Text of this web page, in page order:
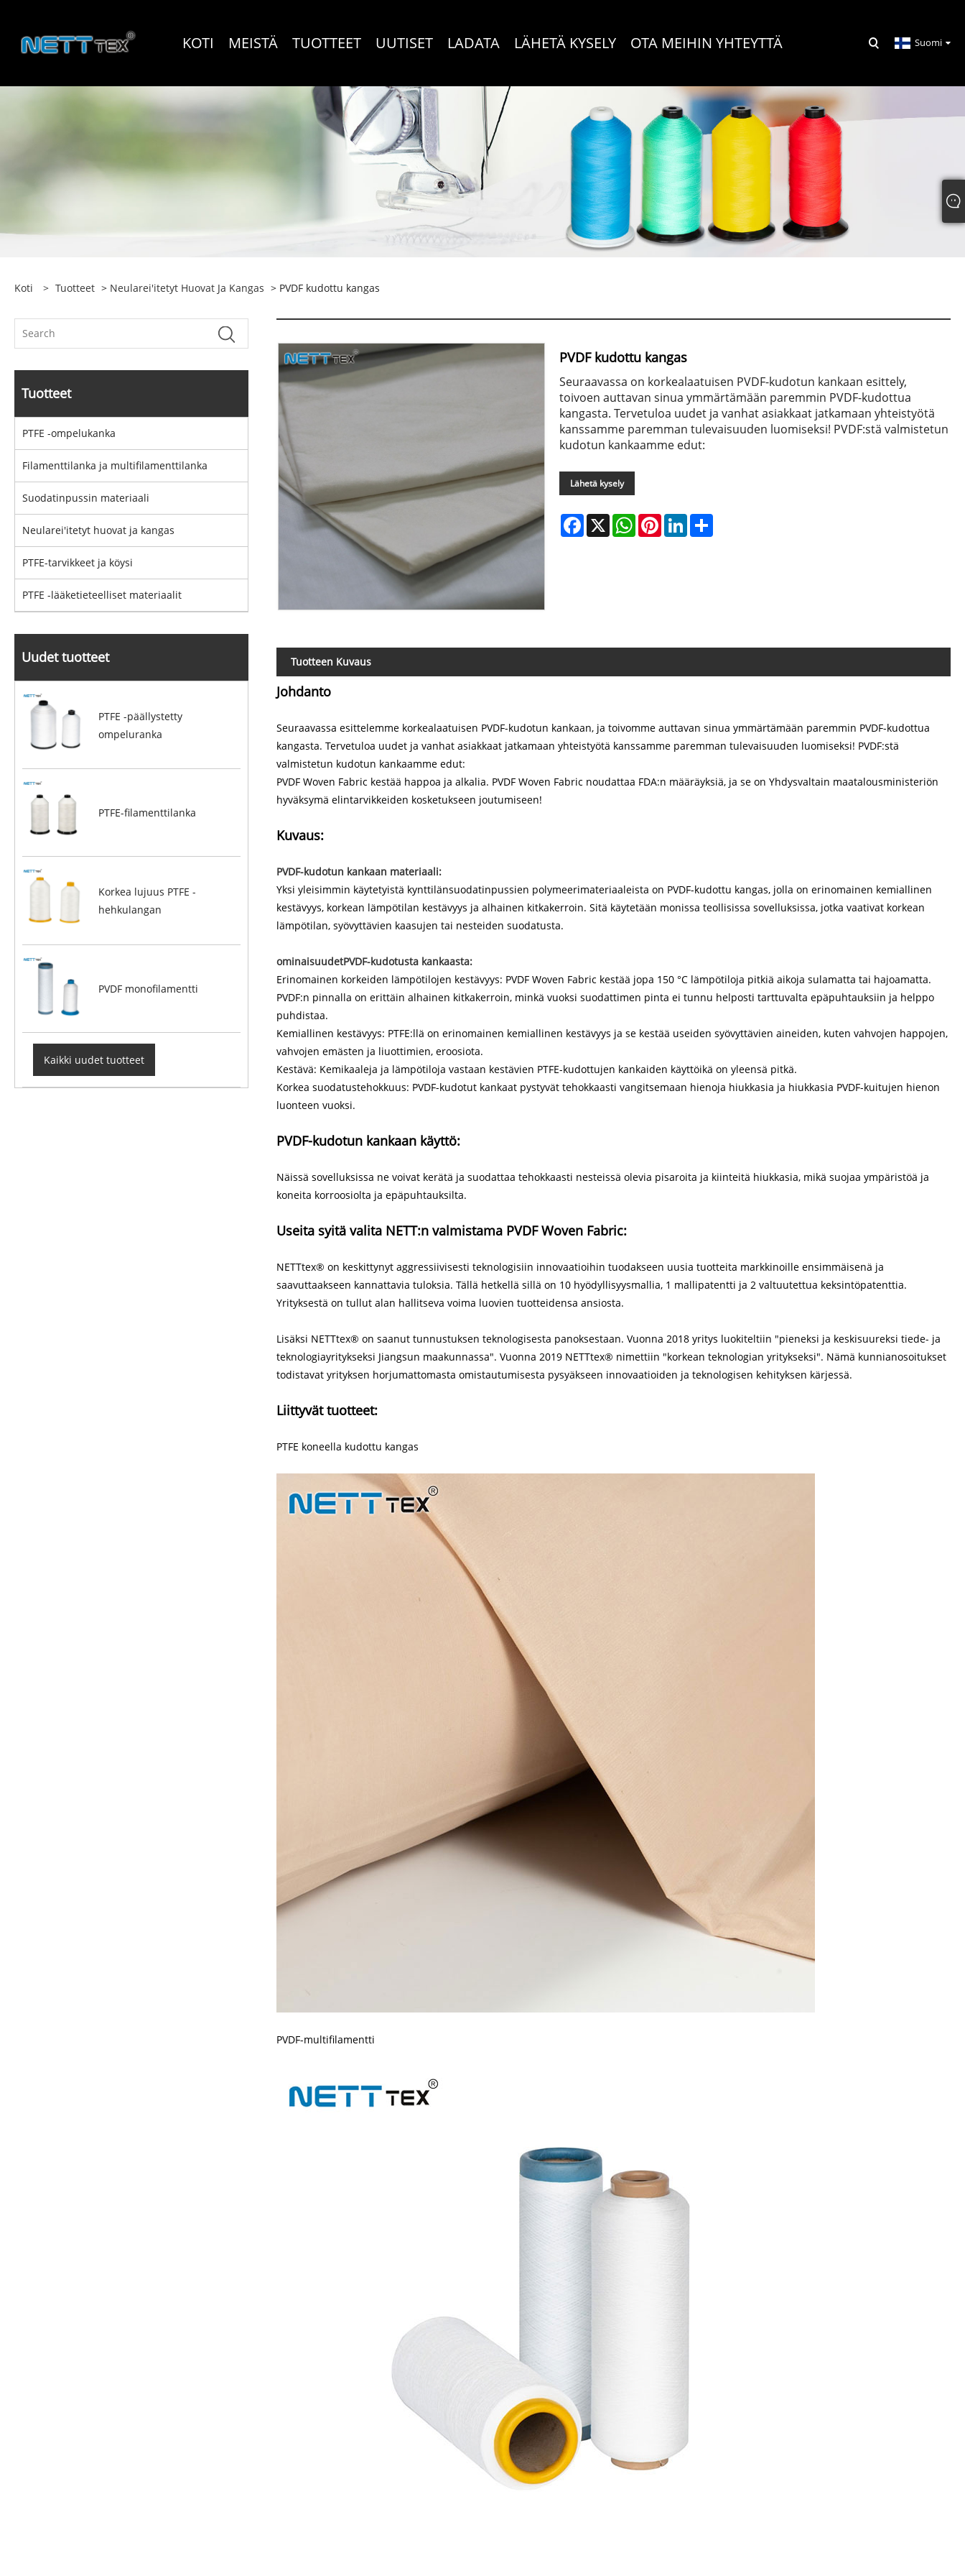
KOTI MEISTÄ TUOTTEET UUTISET LADATA LÄHETÄ KYSELY OTA MEIHIN YHTEYTTÄ Suomi
Koti > Tuotteet > Neularei'itetyt Huovat Ja Kangas > PVDF kudottu kangas
Tuotteet
PTFE -ompelukanka
Filamenttilanka ja multifilamenttilanka
Suodatinpussin materiaali
Neularei'itetyt huovat ja kangas
PTFE-tarvikkeet ja köysi
PTFE -lääketieteelliset materiaalit
Uudet tuotteet
PTFE -päällystetty
ompeluranka
PTFE-filamenttilanka
Korkea lujuus PTFE -
hehkulangan
PVDF monofilamentti
Kaikki uudet tuotteet
PVDF kudottu kangas
Seuraavassa on korkealaatuisen PVDF-kudotun kankaan esittely,
toivoen auttavan sinua ymmärtämään paremmin PVDF-kudottua
kangasta. Tervetuloa uudet ja vanhat asiakkaat jatkamaan yhteistyötä
kanssamme paremman tulevaisuuden luomiseksi! PVDF:stä valmistetun
kudotun kankaamme edut:
Lähetä kysely
Facebook
X WhatsApp
PinterestLinkedIn
Tuotteen Kuvaus
Johdanto
Seuraavassa esittelemme korkealaatuisen PVDF-kudotun kankaan, ja toivomme auttavan sinua ymmärtämään paremmin PVDF-kudottua
kangasta. Tervetuloa uudet ja vanhat asiakkaat jatkamaan yhteistyötä kanssamme paremman tulevaisuuden luomiseksi! PVDF:stä
valmistetun kudotun kankaamme edut:
PVDF Woven Fabric kestää happoa ja alkalia. PVDF Woven Fabric noudattaa FDA:n määräyksiä, ja se on Yhdysvaltain maatalousministeriön
hyväksymä elintarvikkeiden kosketukseen joutumiseen!
Kuvaus:
PVDF-kudotun kankaan materiaali:
Yksi yleisimmin käytetyistä kynttilänsuodatinpussien polymeerimateriaaleista on PVDF-kudottu kangas, jolla on erinomainen kemiallinen
kestävyys, korkean lämpötilan kestävyys ja alhainen kitkakerroin. Sitä käytetään monissa teollisissa sovelluksissa, jotka vaativat korkean
lämpötilan, syövyttävien kaasujen tai nesteiden suodatusta.
ominaisuudetPVDF-kudotusta kankaasta:
Erinomainen korkeiden lämpötilojen kestävyys: PVDF Woven Fabric kestää jopa 150 °C lämpötiloja pitkiä aikoja sulamatta tai hajoamatta.
PVDF:n pinnalla on erittäin alhainen kitkakerroin, minkä vuoksi suodattimen pinta ei tunnu helposti tarttuvalta epäpuhtauksiin ja helppo
puhdistaa.
Kemiallinen kestävyys: PTFE:llä on erinomainen kemiallinen kestävyys ja se kestää useiden syövyttävien aineiden, kuten vahvojen happojen,
vahvojen emästen ja liuottimien, eroosiota.
Kestävä: Kemikaaleja ja lämpötiloja vastaan ​​kestävien PTFE-kudottujen kankaiden käyttöikä on yleensä pitkä.
Korkea suodatustehokkuus: PVDF-kudotut kankaat pystyvät tehokkaasti vangitsemaan hienoja hiukkasia ja hiukkasia PVDF-kuitujen hienon
luonteen vuoksi.
PVDF-kudotun kankaan käyttö:
Näissä sovelluksissa ne voivat kerätä ja suodattaa tehokkaasti nesteissä olevia pisaroita ja kiinteitä hiukkasia, mikä suojaa ympäristöä ja
koneita korroosiolta ja epäpuhtauksilta.
Useita syitä valita NETT:n valmistama PVDF Woven Fabric:
NETTtex® on keskittynyt aggressiivisesti teknologisiin innovaatioihin tuodakseen uusia tuotteita markkinoille ensimmäisenä ja
saavuttaakseen kannattavia tuloksia. Tällä hetkellä sillä on 10 hyödyllisyysmallia, 1 mallipatentti ja 2 valtuutettua keksintöpatenttia.
Yrityksestä on tullut alan hallitseva voima luovien tuotteidensa ansiosta.
Lisäksi NETTtex® on saanut tunnustuksen teknologisesta panoksestaan. Vuonna 2018 yritys luokiteltiin "pieneksi ja keskisuureksi tiede- ja
teknologiayritykseksi Jiangsun maakunnassa". Vuonna 2019 NETTtex® nimettiin "korkean teknologian yritykseksi". Nämä kunnianosoitukset
todistavat yrityksen horjumattomasta omistautumisesta pysyäkseen innovaatioiden ja teknologisen kehityksen kärjessä.
Liittyvät tuotteet:
PTFE koneella kudottu kangas
PVDF-multifilamentti